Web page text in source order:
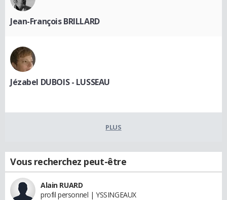
Jean-François BRILLARD
Jézabel DUBOIS - LUSSEAU
PLUS
Vous recherchez peut-être
Alain RUARD
profil personnel | YSSINGEAUX